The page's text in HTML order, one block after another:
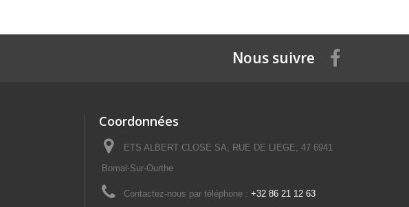
Nous suivre
Coordonnées
ETS ALBERT CLOSE SA, RUE DE LIEGE, 47 6941
Bomal-Sur-Ourthe
Contactez-nous par téléphone : +32 86 21 12 63